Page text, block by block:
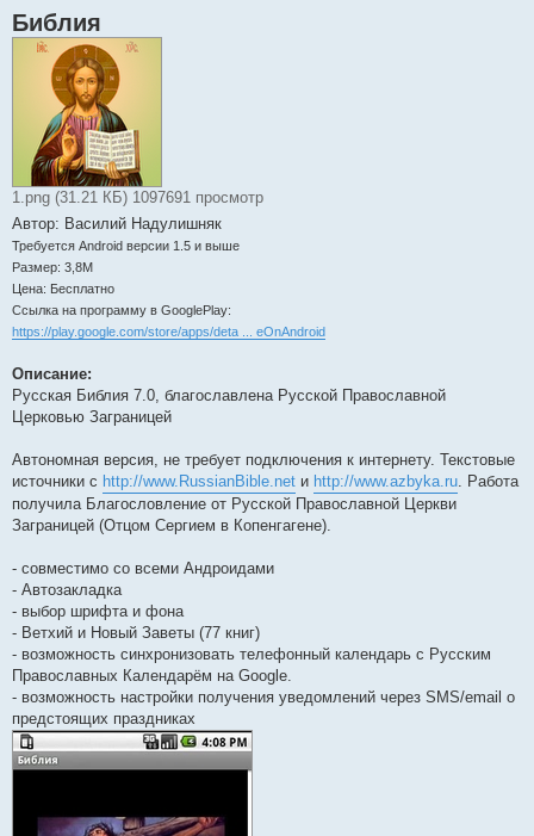
Библия
1.png (31.21 КБ) 1097691 просмотр
Автор: Василий Надулишняк
Требуется Android версии 1.5 и выше
Размер: 3,8M
Цена: Бесплатно
Ссылка на программу в GooglePlay:
https://play.google.com/store/apps/deta ... eOnAndroid
Описание:
Русская Библия 7.0, благославлена Русской Православной
Церковью Заграницей
Автономная версия, не требует подключения к интернету. Текстовые
источники с http://www.RussianBible.net и http://www.azbyka.ru. Работа
получила Благословление от Русской Православной Церкви
Заграницей (Отцом Сергием в Копенгагене).
- совместимо со всеми Андроидами
- Автозакладка
- выбор шрифта и фона
- Ветхий и Новый Заветы (77 книг)
- возможность синхронизовать телефонный календарь с Русским
Православных Календарём на Google.
- возможность настройки получения уведомлений через SMS/email о
предстоящих праздниках